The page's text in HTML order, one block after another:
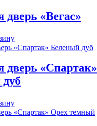
дверь «Вегас»
дверь «Спартак»